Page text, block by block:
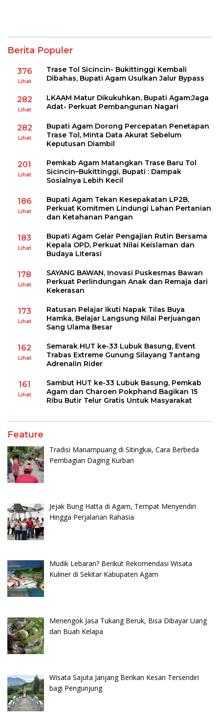
Berita Populer
376
Lihat
Trase Tol Sicincin- Bukittinggi Kembali
Dibahas, Bupati Agam Usulkan Jalur Bypass
282
Lihat
LKAAM Matur Dikukuhkan, Bupati Agam:Jaga
Adat- Perkuat Pembangunan Nagari
282
Lihat
Bupati Agam Dorong Percepatan Penetapan
Trase Tol, Minta Data Akurat Sebelum
Keputusan Diambil
201
Lihat
Pemkab Agam Matangkan Trase Baru Tol
Sicincin–Bukittinggi, Bupati : Dampak
Sosialnya Lebih Kecil
186
Lihat
Bupati Agam Tekan Kesepakatan LP2B,
Perkuat Komitmen Lindungi Lahan Pertanian
dan Ketahanan Pangan
183
Lihat
Bupati Agam Gelar Pengajian Rutin Bersama
Kepala OPD, Perkuat Nilai Keislaman dan
Budaya Literasi
178
Lihat
SAYANG BAWAN, Inovasi Puskesmas Bawan
Perkuat Perlindungan Anak dan Remaja dari
Kekerasan
173
Lihat
Ratusan Pelajar Ikuti Napak Tilas Buya
Hamka, Belajar Langsung Nilai Perjuangan
Sang Ulama Besar
162
Lihat
Semarak HUT ke-33 Lubuk Basung, Event
Trabas Extreme Gunung Silayang Tantang
Adrenalin Rider
161
Lihat
Sambut HUT ke-33 Lubuk Basung, Pemkab
Agam dan Charoen Pokphand Bagikan 15
Ribu Butir Telur Gratis Untuk Masyarakat
Feature
Tradisi Manampuang di Sitingkai, Cara Berbeda
Pembagian Daging Kurban
Jejak Bung Hatta di Agam, Tempat Menyendiri
Hingga Perjalanan Rahasia
Mudik Lebaran? Berikut Rekomendasi Wisata
Kuliner di Sekitar Kabupaten Agam
Menengok Jasa Tukang Beruk, Bisa Dibayar Uang
dan Buah Kelapa
Wisata Sajuta Janjang Berikan Kesan Tersendiri
bagi Pengunjung